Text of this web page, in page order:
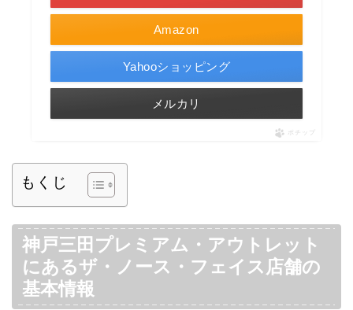
Amazon
Yahooショッピング
メルカリ
ポチップ
もくじ
神戸三田プレミアム・アウトレット
にあるザ・ノース・フェイス店舗の
基本情報